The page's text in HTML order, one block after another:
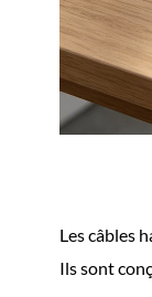
Les câbles
Ils sont